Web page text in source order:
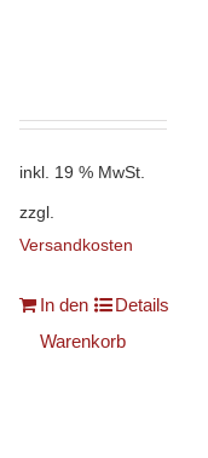
inkl. 19 % MwSt.
zzgl.
Versandkosten
In den
Warenkorb
Details